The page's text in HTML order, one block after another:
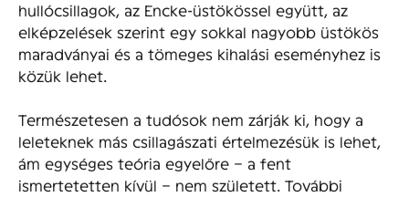
hullócsillagok, az Encke-üstökössel együtt, az
elképzelések szerint egy sokkal nagyobb üstökös
maradványai és a tömeges kihalási eseményhez is
közük lehet.
Természetesen a tudósok nem zárják ki, hogy a
leleteknek más csillagászati értelmezésük is lehet,
ám egységes teória egyelőre – a fent
ismertetetten kívül – nem született. További